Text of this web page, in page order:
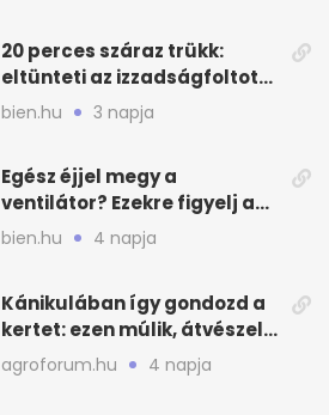
20 perces száraz trükk:
eltünteti az izzadságfoltot
és a szagot a matracról
bien.hu 3 napja
Egész éjjel megy a
ventilátor? Ezekre figyelj a
hőségben alvásnál
bien.hu 4 napja
Kánikulában így gondozd a
kertet: ezen múlik, átvészeli-
e a hőséget
agroforum.hu 4 napja